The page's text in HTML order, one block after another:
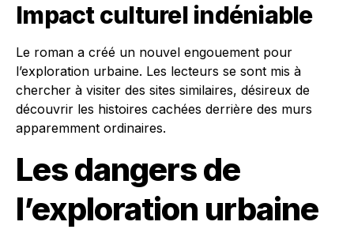
Impact culturel indéniable
Le roman a créé un nouvel engouement pour
l’exploration urbaine. Les lecteurs se sont mis à
chercher à visiter des sites similaires, désireux de
découvrir les histoires cachées derrière des murs
apparemment ordinaires.
Les dangers de
l’exploration urbaine